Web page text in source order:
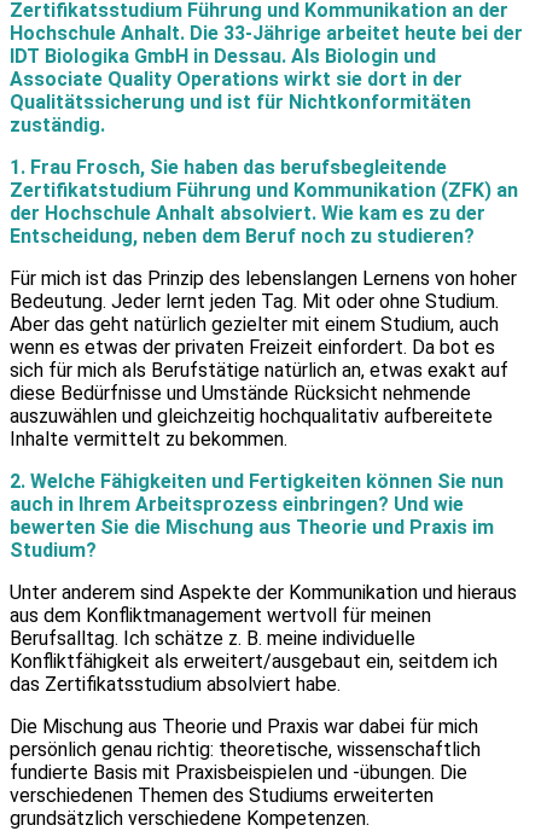
Zertifikatsstudium Führung und Kommunikation an der
Hochschule Anhalt. Die 33-Jährige arbeitet heute bei der
IDT Biologika GmbH in Dessau. Als Biologin und
Associate Quality Operations wirkt sie dort in der
Qualitätssicherung und ist für Nichtkonformitäten
zuständig.
1. Frau Frosch, Sie haben das berufsbegleitende
Zertifikatstudium Führung und Kommunikation (ZFK) an
der Hochschule Anhalt absolviert. Wie kam es zu der
Entscheidung, neben dem Beruf noch zu studieren?
Für mich ist das Prinzip des lebenslangen Lernens von hoher
Bedeutung. Jeder lernt jeden Tag. Mit oder ohne Studium.
Aber das geht natürlich gezielter mit einem Studium, auch
wenn es etwas der privaten Freizeit einfordert. Da bot es
sich für mich als Berufstätige natürlich an, etwas exakt auf
diese Bedürfnisse und Umstände Rücksicht nehmende
auszuwählen und gleichzeitig hochqualitativ aufbereitete
Inhalte vermittelt zu bekommen.
2. Welche Fähigkeiten und Fertigkeiten können Sie nun
auch in Ihrem Arbeitsprozess einbringen? Und wie
bewerten Sie die Mischung aus Theorie und Praxis im
Studium?
Unter anderem sind Aspekte der Kommunikation und hieraus
aus dem Konfliktmanagement wertvoll für meinen
Berufsalltag. Ich schätze z. B. meine individuelle
Konfliktfähigkeit als erweitert/ausgebaut ein, seitdem ich
das Zertifikatsstudium absolviert habe.
Die Mischung aus Theorie und Praxis war dabei für mich
persönlich genau richtig: theoretische, wissenschaftlich
fundierte Basis mit Praxisbeispielen und -übungen. Die
verschiedenen Themen des Studiums erweiterten
grundsätzlich verschiedene Kompetenzen.